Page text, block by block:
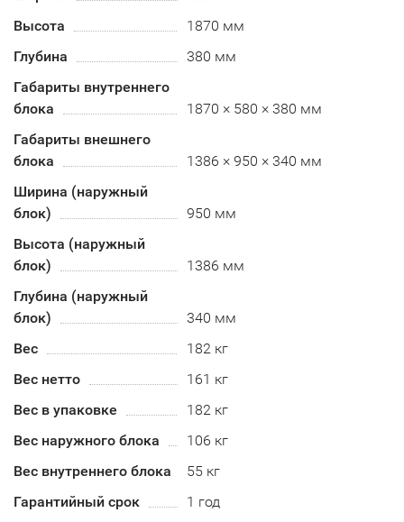
Высота
1870 мм
Глубина
380 мм
Габариты внутреннего
блока
1870 × 580 × 380 мм
Габариты внешнего
блока
1386 × 950 × 340 мм
Ширина (наружный
блок)
950 мм
Высота (наружный
блок)
1386 мм
Глубина (наружный
блок)
340 мм
Вес
182 кг
Вес нетто
161 кг
Вес в упаковке
182 кг
Вес наружного блока
106 кг
Вес внутреннего блока
55 кг
Гарантийный срок
1 год